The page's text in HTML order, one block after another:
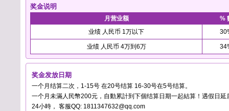
奖金说明
月营业额
%
业绩 人民币 1万以下
业绩 人民币 4万到6万
奖金发放日期
一个月结算二次，1-15号 在20号结算 16-30号在5号结算。
一个月未滿人民幣200元，自動累計到下個结算日期一起結算！遇假日延
24小時， 客服QQ: 1811347632@qq.com